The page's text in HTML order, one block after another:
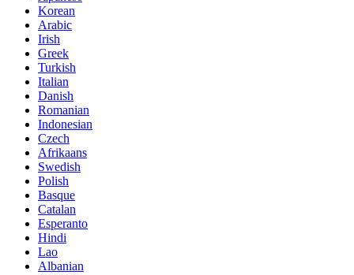
Korean
Arabic
Irish
Greek
Turkish
Italian
Danish
Romanian
Indonesian
Czech
Afrikaans
Swedish
Polish
Basque
Catalan
Esperanto
Hindi
Lao
Albanian